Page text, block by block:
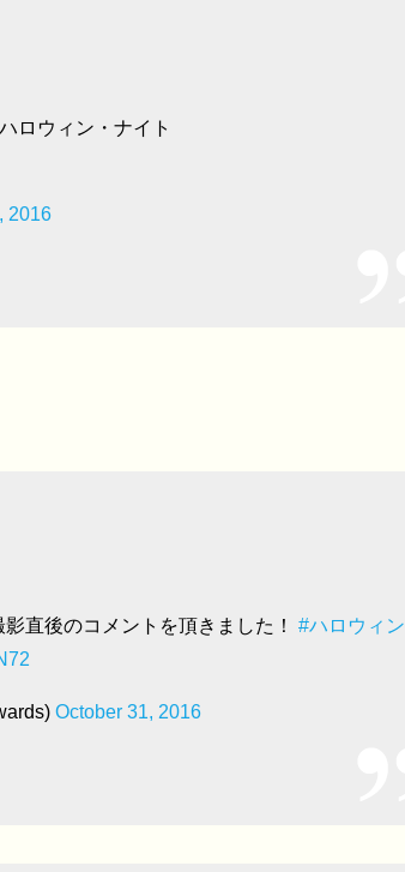
ロウィン・ナイト
2016
直後のコメントを頂きました！ #ハロウィン
October 31, 2016